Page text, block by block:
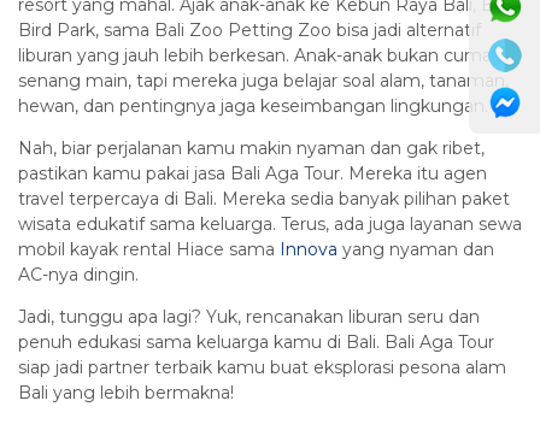
resort yang mahal. Ajak anak-anak ke Kebun Raya Bali, Bali
Bird Park, sama Bali Zoo Petting Zoo bisa jadi alternatif
liburan yang jauh lebih berkesan. Anak-anak bukan cuma
senang main, tapi mereka juga belajar soal alam, tanaman,
hewan, dan pentingnya jaga keseimbangan lingkungan.
Nah, biar perjalanan kamu makin nyaman dan gak ribet,
pastikan kamu pakai jasa Bali Aga Tour. Mereka itu agen
travel terpercaya di Bali. Mereka sedia banyak pilihan paket
wisata edukatif sama keluarga. Terus, ada juga layanan sewa
mobil kayak rental Hiace sama
Innova yang nyaman dan
AC-nya dingin.
Jadi, tunggu apa lagi? Yuk, rencanakan liburan seru dan
penuh edukasi sama keluarga kamu di Bali. Bali Aga Tour
siap jadi partner terbaik kamu buat eksplorasi pesona alam
Bali yang lebih bermakna!